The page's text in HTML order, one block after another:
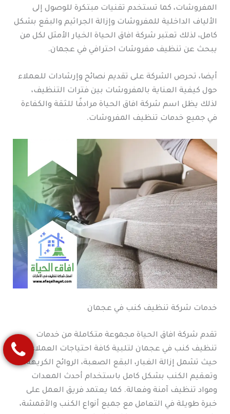
المفروشات، كما تستخدم تقنيات مبتكرة للوصول إلى
الألياف الداخلية للمفروشات وإزالة الجراثيم والبقع بشكل
كامل، لذلك تعتبر شركة افاق الحياة الخيار الأمثل لكل من
يبحث عن تنظيف مفروشات احترافي في عجمان.
أيضا، تحرص الشركة على تقديم نصائح وإرشادات للعملاء
حول كيفية العناية بالمفروشات بين فترات التنظيف،
لذلك يظل اسم شركة افاق الحياة مرادفًا للثقة والكفاءة
في جميع خدمات تنظيف المفروشات.
خدمات شركة تنظيف كنب في عجمان
تقدم شركة افاق الحياة مجموعة متكاملة من خدمات
تنظيف كنب في عجمان لتلبية كافة احتياجات العملاء،
حيث تشمل إزالة الغبار، البقع الصعبة، الروائح الكريهة،
وتعقيم الكنب بشكل كامل باستخدام أحدث المعدات
ومواد تنظيف آمنة وفعالة. كما يعتمد فريق العمل على
خبرة طويلة في التعامل مع جميع أنواع الكنب والأقمشة،